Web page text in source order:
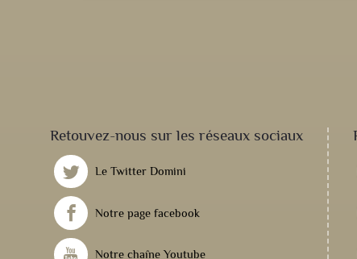
Retouvez-nous sur les réseaux sociaux
Le Twitter Domini
Notre page facebook
Notre chaîne Youtube